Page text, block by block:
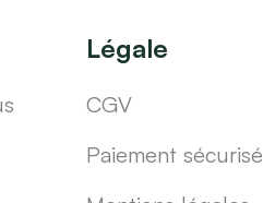
Légale
CGV
Paiement sécurisé